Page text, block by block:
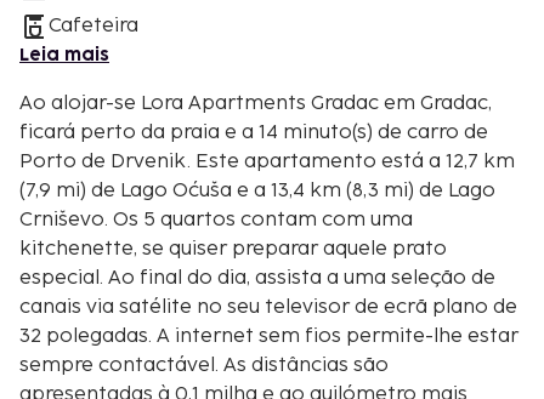
Cafeteira
Leia mais
Ao alojar-se Lora Apartments Gradac em Gradac,
ficará perto da praia e a 14 minuto(s) de carro de
Porto de Drvenik. Este apartamento está a 12,7 km
(7,9 mi) de Lago Oćuša e a 13,4 km (8,3 mi) de Lago
Crniševo. Os 5 quartos contam com uma
kitchenette, se quiser preparar aquele prato
especial. Ao final do dia, assista a uma seleção de
canais via satélite no seu televisor de ecrã plano de
32 polegadas. A internet sem fios permite-lhe estar
sempre contactável. As distâncias são
apresentadas à 0,1 milha e ao quilómetro mais